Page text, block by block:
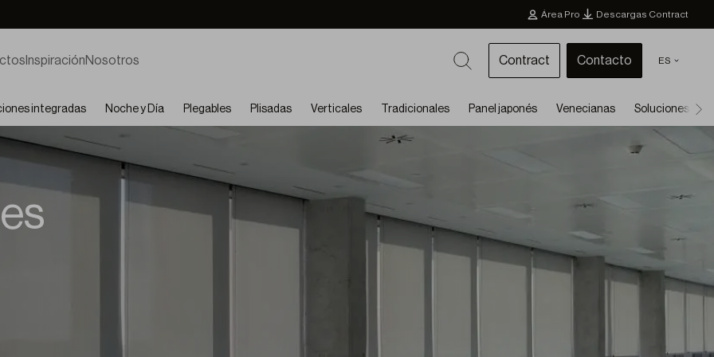
Área Pro Descargas Contract
InspiraciónNosotros Contract Contacto ES
integradas Noche y Día Plegables Plisadas Verticales Tradicionales Panel japonés Venecianas Soluciones 2 en